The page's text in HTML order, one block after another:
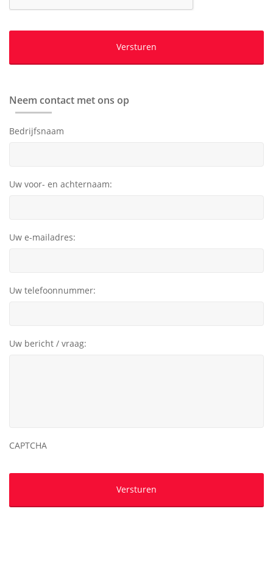
Neem contact met ons op
Bedrijfsnaam
Uw voor- en achternaam:
Uw e-mailadres:
Uw telefoonnummer:
Uw bericht / vraag:
CAPTCHA